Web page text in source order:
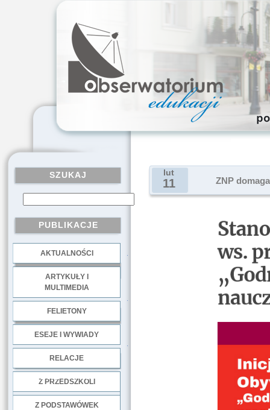
SZUKAJ
PUBLIKACJE
AKTUALNOŚCI
ARTYKUŁY I
MULTIMEDIA
FELIETONY
ESEJE I WYWIADY
RELACJE
Z PRZEDSZKOLI
Z PODSTAWÓWEK
lut
11 ZNP